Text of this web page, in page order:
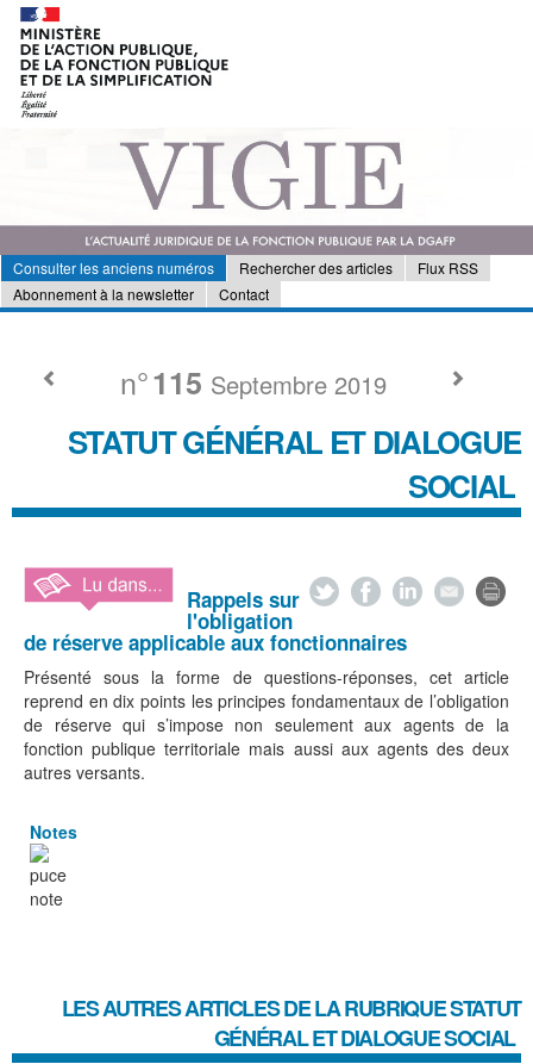
Consulter les anciens numéros Rechercher des articles
Flux RSS
Abonnement à la newsletter
Contact
n°115 Septembre 2019
STATUT GÉNÉRAL ET DIALOGUE
SOCIAL
Rappels sur
l'obligation
de réserve applicable aux fonctionnaires
Présenté sous la forme de questions-réponses, cet article
reprend en dix points les principes fondamentaux de l’obligation
de réserve qui s’impose non seulement aux agents de la
fonction publique territoriale mais aussi aux agents des deux
autres versants.
Notes
LES AUTRES ARTICLES DE LA RUBRIQUESTATUT
GÉNÉRAL ET DIALOGUE SOCIAL